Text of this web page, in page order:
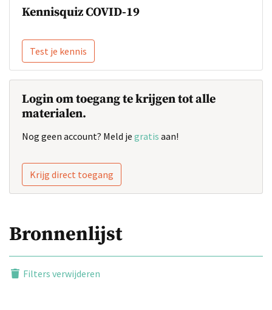
Kennisquiz COVID-19
Test je kennis
Login om toegang te krijgen tot alle
materialen.
Nog geen account? Meld je gratis aan!
Krijg direct toegang
Bronnenlijst
Filters verwijderen